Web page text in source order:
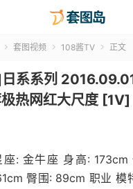
 套图视频  108酱TV  正文
系系列
热网红大尺度 [1V]
座: 金牛座 身高:
臀围: 89cm 职业 模